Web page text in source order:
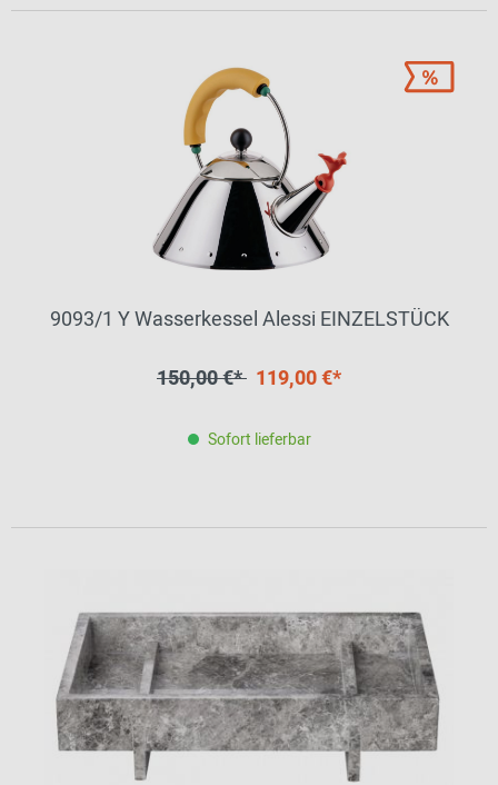
9093/1 Y Wasserkessel Alessi EINZELSTÜCK
150,00 €* 119,00 €*
Sofort lieferbar